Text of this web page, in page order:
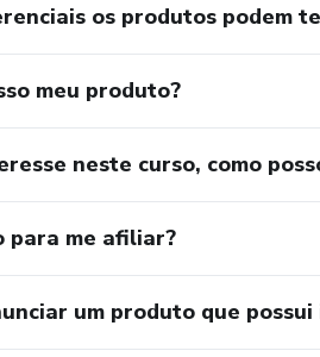
os produtos podem
meu produto?
neste curso, como
para me afiliar?
um produto que